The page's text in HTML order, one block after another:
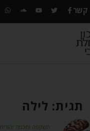
קשר
תגית: לילה
השקפה וחכמה יהודית